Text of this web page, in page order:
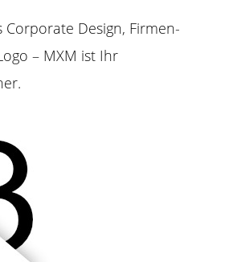
Corporate Design, Firmen-
– MXM ist Ihr